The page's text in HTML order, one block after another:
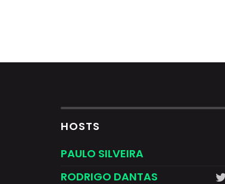
HOSTS
PAULO SILVEIRA
RODRIGO DANTAS